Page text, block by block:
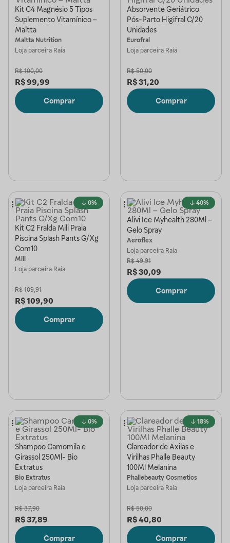
Kit C4 Magnésio 5 Tipos
Suplemento Vitamínico –
Maltta
Maltta Nutrition
Loja parceira Raia
R$ 100,00
R$99,99
Comprar
Absorvente Geriátrico
Pós-Parto Higifral C/20
Unidades
Eurofral
Loja parceira Raia
R$ 50,00
R$31,20
Comprar
0%
Kit C2 Fralda Mili Praia
Piscina Splash Pants G/Xg
Com10
Mili
Loja parceira Raia
R$ 109,91
R$109,90
Comprar
40%
Alivi Ice Myhealth 280Ml –
Gelo Spray
Aeroflex
Loja parceira Raia
R$ 49,91
R$30,09
Comprar
0%
Shampoo Camomila e
Girassol 250Ml- Bio
Extratus
Bio Extratus
Loja parceira Raia
R$ 37,90
R$37,89
Comprar
18%
Clareador de Axilas e
Virilhas Phalle Beauty
100Ml Melanina
Phallebeauty Cosmetics
Loja parceira Raia
R$ 50,00
R$40,80
Comprar